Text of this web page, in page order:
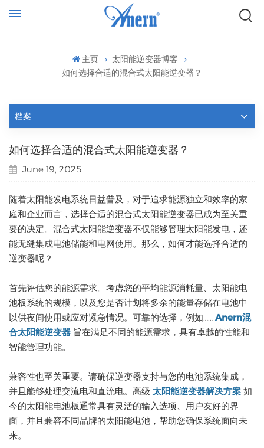
主页
太阳能逆变器博客
如何选择合适的混合式太阳能逆变器？
档案
如何选择合适的混合式太阳能逆变器？
June 19, 2025
随着太阳能发电系统日益普及，对于追求能源独立和效率的家
庭和企业而言，选择合适的混合式太阳能逆变器已成为至关重
要的决定。混合式太阳能逆变器不仅能够管理太阳能发电，还
能无缝集成电池储能和电网使用。那么，如何才能选择合适的
逆变器呢？
首先评估您的能源需求。考虑您的平均能源消耗量、太阳能电
池板系统的规模，以及您是否计划将多余的能量存储在电池中
以供夜间使用或应对紧急情况。可靠的选择，例如…… Anern混
合太阳能逆变器 旨在满足不同的能源需求，具有卓越的性能和
智能管理功能。
兼容性也至关重要。请确保逆变器支持与您的电池系统集成，
并且能够处理交流电和直流电。高级 太阳能逆变器解决方案 如
今的太阳能电池板通常具有灵活的输入选项、用户友好的界
面，并且兼容不同品牌的太阳能电池，帮助您确保系统面向未
来。